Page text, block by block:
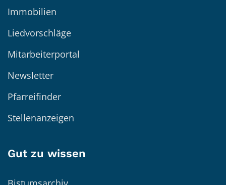
Immobilien
Liedvorschläge
Mitarbeiterportal
Newsletter
Pfarreifinder
Stellenanzeigen
Gut zu wissen